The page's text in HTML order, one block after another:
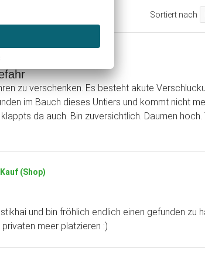
Sortiert nach
(Shop)
zu verschenken. Es besteht akute
im Bauch dieses Untiers und kommt nicht
da auch. Bin zuversichtlich. Daumen
(Shop)
und bin fröhlich endlich einen gefunden zu
meer platzieren :)